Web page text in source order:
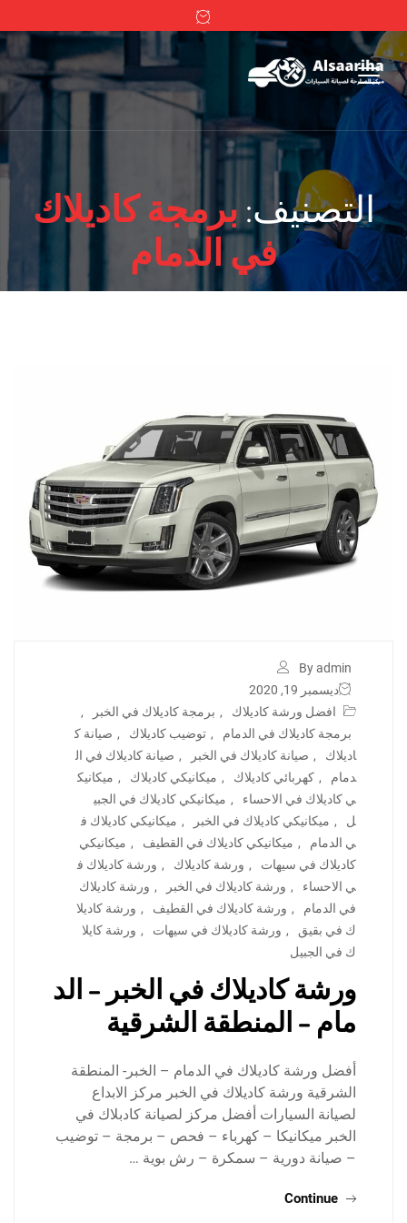
التصنيف: برمجة كاديلاك
في الدمام
By admin
ديسمبر 19, 2020
افضل ورشة كاديلاك
, برمجة كاديلاك في الخبر
,
برمجة كاديلاك في الدمام
, توضيب كاديلاك , صيانة ك
اديلاك
, صيانة كاديلاك في الخبر , صيانة كاديلاك في ال
دمام
, كهربائي كاديلاك , ميكانيكي كاديلاك , ميكانيك
ي كاديلاك في الاحساء
, ميكانيكي كاديلاك في الجبي
ل
, ميكانيكي كاديلاك في الخبر , ميكانيكي كاديلاك ف
ي الدمام
, ميكانيكي كاديلاك في القطيف , ميكانيكي
كاديلاك في سيهات
, ورشة كاديلاك , ورشة كاديلاك ف
ي الاحساء
, ورشة كاديلاك في الخبر , ورشة كاديلاك
في الدمام
, ورشة كاديلاك في القطيف , ورشة كاديلا
ك في بقيق
, ورشة كاديلاك في سيهات , ورشة كايلا
ك في الجبيل
ورشة كاديلاك في الخبر – الد
مام – المنطقة الشرقية
أفضل ورشة كاديلاك في الدمام – الخبر- المنطقة
الشرقية ورشة كاديلاك في الخبر مركز الابداع
لصيانة السيارات أفضل مركز لصيانة كادبلاك في
الخبر ميكانيكا – كهرباء – فحص – برمجة – توضيب
– صيانة دورية – سمكرة – رش بوية …
Continue